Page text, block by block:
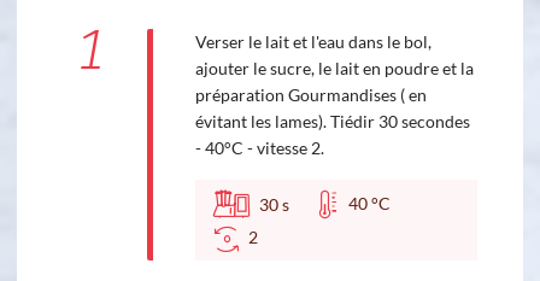
1
Verser le lait et l'eau dans le bol,
ajouter le sucre, le lait en poudre et la
préparation Gourmandises ( en
évitant les lames). Tiédir 30 secondes
- 40°C - vitesse 2.
30s
40 °C
2